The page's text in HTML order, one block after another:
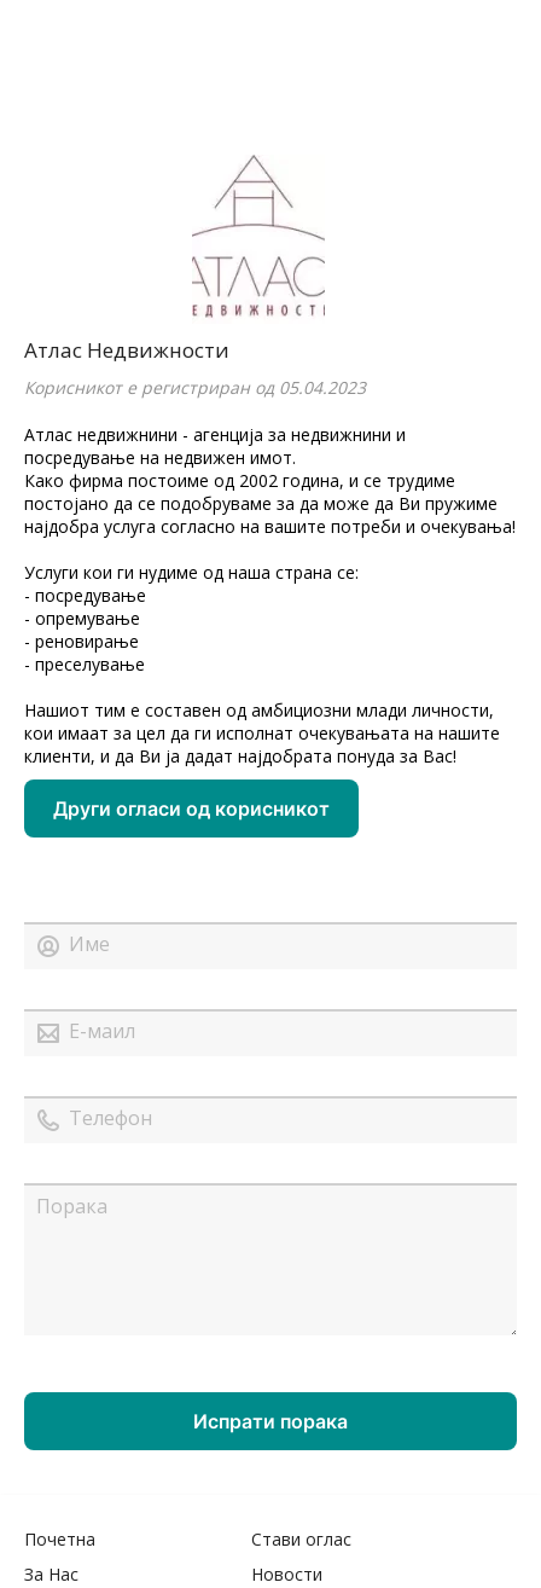
Атлас Недвижности
Корисникот е регистриран од 05.04.2023
Атлас недвижнини - агенција за недвижнини и
посредување на недвижен имот.
Како фирма постоиме од 2002 година, и се трудиме
постојано да се подобруваме за да може да Ви пружиме
најдобра услуга согласно на вашите потреби и очекувања!
Услуги кои ги нудиме од наша страна се:
- посредување
- опремување
- реновирање
- преселување
Нашиот тим е составен од амбициозни млади личности,
кои имаат за цел да ги исполнат очекувањата на нашите
клиенти, и да Ви ја дадат најдобрата понуда за Вас!
Други огласи од корисникот
Почетна
Стави оглас
За Нас
Новости